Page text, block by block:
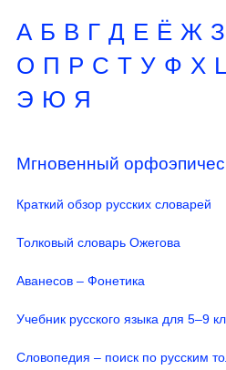
А Б В Г Д Е Ё Ж З
О П Р С Т У Ф Х
Э Ю Я
Мгновенный
Краткий обзор русских словарей
Толковый словарь Ожегова
Аванесов – Фонетика
Учебник русского языка для 5–9
Словопедия – поиск по русским